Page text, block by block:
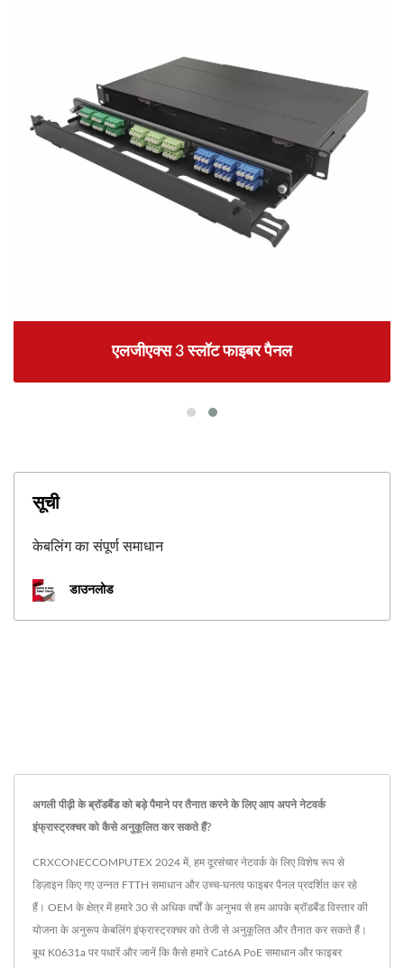
एलजीएक्स 3 स्लॉट फाइबर पैनल
सूची
केबलिंग का संपूर्ण समाधान
डाउनलोड
अगली पीढ़ी के ब्रॉडबैंड को बड़े पैमाने पर तैनात करने के लिए आप अपने नेटवर्क
इंफ्रास्ट्रक्चर को कैसे अनुकूलित कर सकते हैं?
CRXCONECCOMPUTEX 2024 में, हम दूरसंचार नेटवर्क के लिए विशेष रूप से
डिज़ाइन किए गए उन्नत FTTH समाधान और उच्च-घनत्व फाइबर पैनल प्रदर्शित कर रहे
हैं। OEM के क्षेत्र में हमारे 30 से अधिक वर्षों के अनुभव से हम आपके ब्रॉडबैंड विस्तार की
योजना के अनुरूप केबलिंग इंफ्रास्ट्रक्चर को तेजी से अनुकूलित और तैनात कर सकते हैं।
बूथ K0631a पर पधारें और जानें कि कैसे हमारे Cat6A PoE समाधान और फाइबर